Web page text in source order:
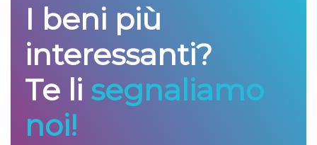
I beni più
interessanti?
Te li segnaliamo
noi!